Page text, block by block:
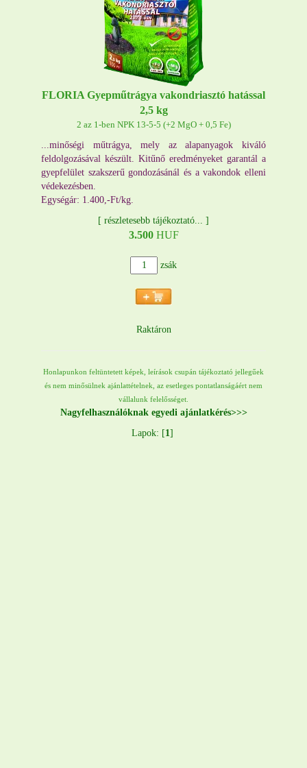
FLORIA Gyepműtrágya vakondriasztó hatással
2,5 kg
2 az 1-ben NPK 13-5-5 (+2 MgO + 0,5 Fe)
...minőségi műtrágya, mely az alapanyagok kiváló
feldolgozásával készült. Kitűnő eredményeket garantál a
gyepfelület szakszerű gondozásánál és a vakondok elleni
védekezésben.
Egységár: 1.400,-Ft/kg.
[ részletesebb tájékoztató... ]
3.500HUF
zsák
Raktáron
Honlapunkon feltüntetett képek, leírások csupán tájékoztató jellegűek
és nem minősülnek ajánlattételnek, az esetleges pontatlanságáért nem
vállalunk felelősséget.
Nagyfelhasználóknak egyedi ajánlatkérés>>>
Lapok: [1 ]